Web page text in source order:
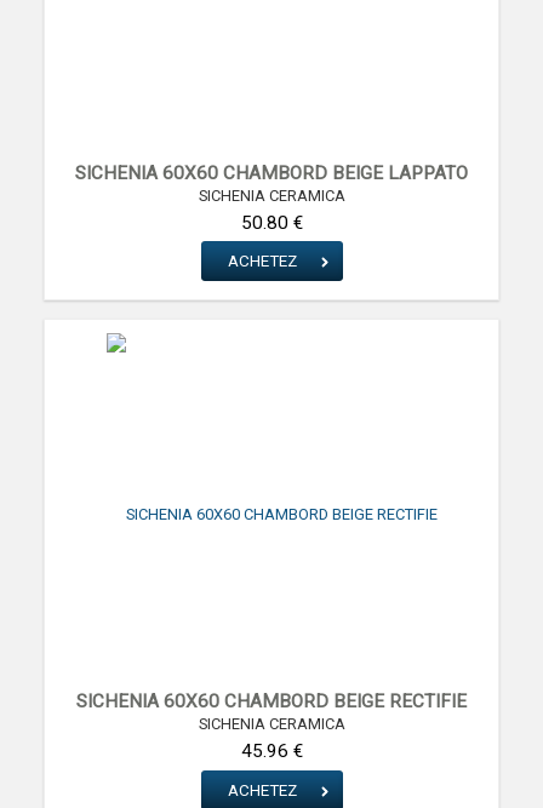
SICHENIA 60X60 CHAMBORD BEIGE LAPPATO
SICHENIA CERAMICA
50.80 €
ACHETEZ
SICHENIA 60X60 CHAMBORD BEIGE RECTIFIE
SICHENIA CERAMICA
45.96 €
ACHETEZ